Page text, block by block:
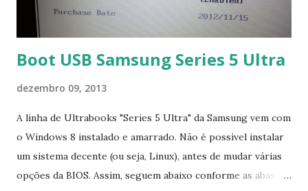
Boot USB Samsung Series 5 Ultra
dezembro 09, 2013
A linha de Ultrabooks "Series 5 Ultra" da Samsung vem com
o Windows 8 instalado e amarrado. Não é possível instalar
um sistema decente (ou seja, Linux), antes de mudar várias
opções da BIOS. Assim, seguem abaixo conforme as abas, a